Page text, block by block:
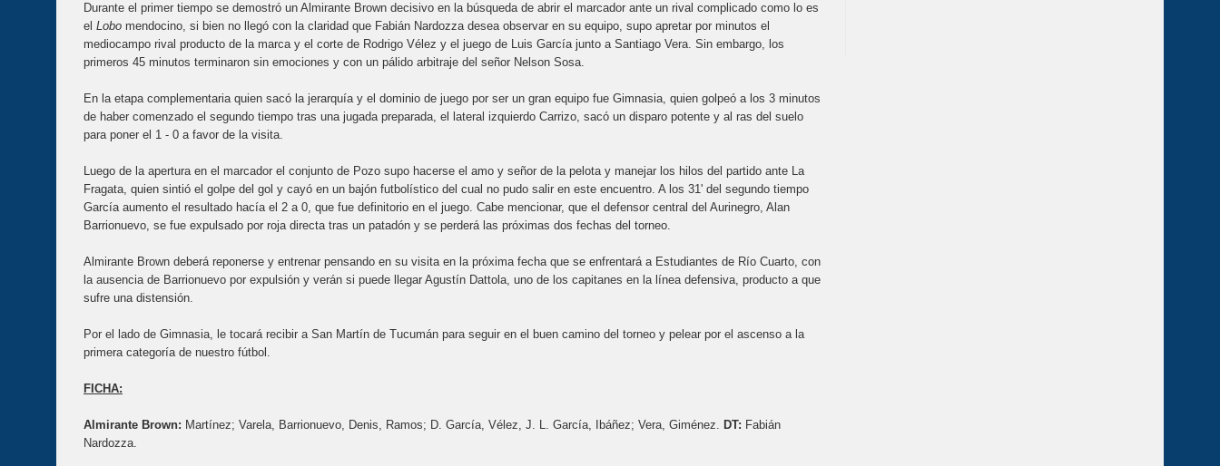
Durante el primer tiempo se demostró un Almirante Brown decisivo en la búsqueda de abrir el marcador ante un rival complicado como lo es
el Lobo mendocino, si bien no llegó con la claridad que Fabián Nardozza desea observar en su equipo, supo apretar por minutos el
mediocampo rival producto de la marca y el corte de Rodrigo Vélez y el juego de Luis García junto a Santiago Vera. Sin embargo, los
primeros 45 minutos terminaron sin emociones y con un pálido arbitraje del señor Nelson Sosa.
En la etapa complementaria quien sacó la jerarquía y el dominio de juego por ser un gran equipo fue Gimnasia, quien golpeó a los 3 minutos
de haber comenzado el segundo tiempo tras una jugada preparada, el lateral izquierdo Carrizo, sacó un disparo potente y al ras del suelo
para poner el 1 - 0 a favor de la visita.
Luego de la apertura en el marcador el conjunto de Pozo supo hacerse el amo y señor de la pelota y manejar los hilos del partido ante La
Fragata, quien sintió el golpe del gol y cayó en un bajón futbolístico del cual no pudo salir en este encuentro. A los 31' del segundo tiempo
García aumento el resultado hacía el 2 a 0, que fue definitorio en el juego. Cabe mencionar, que el defensor central del Aurinegro, Alan
Barrionuevo, se fue expulsado por roja directa tras un patadón y se perderá las próximas dos fechas del torneo.
Almirante Brown deberá reponerse y entrenar pensando en su visita en la próxima fecha que se enfrentará a Estudiantes de Río Cuarto, con
la ausencia de Barrionuevo por expulsión y verán si puede llegar Agustín Dattola, uno de los capitanes en la línea defensiva, producto a que
sufre una distensión.
Por el lado de Gimnasia, le tocará recibir a San Martín de Tucumán para seguir en el buen camino del torneo y pelear por el ascenso a la
primera categoría de nuestro fútbol.
FICHA:
Almirante Brown: Martínez; Varela, Barrionuevo, Denis, Ramos; D. García, Vélez, J. L. García, Ibáñez; Vera, Giménez. DT: Fabián
Nardozza.